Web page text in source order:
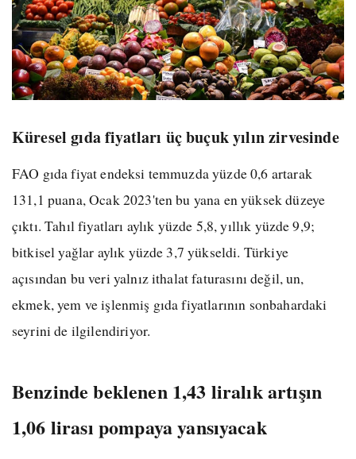
Küresel gıda fiyatları üç buçuk yılın zirvesinde
FAO gıda fiyat endeksi temmuzda yüzde 0,6 artarak
131,1 puana, Ocak 2023'ten bu yana en yüksek düzeye
çıktı. Tahıl fiyatları aylık yüzde 5,8, yıllık yüzde 9,9;
bitkisel yağlar aylık yüzde 3,7 yükseldi. Türkiye
açısından bu veri yalnız ithalat faturasını değil, un,
ekmek, yem ve işlenmiş gıda fiyatlarının sonbahardaki
seyrini de ilgilendiriyor.
Benzinde beklenen 1,43 liralık artışın
1,06 lirası pompaya yansıyacak